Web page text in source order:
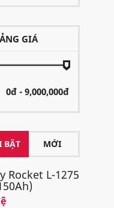
GIÁ
BẬT MỚI
Rocket L-1275